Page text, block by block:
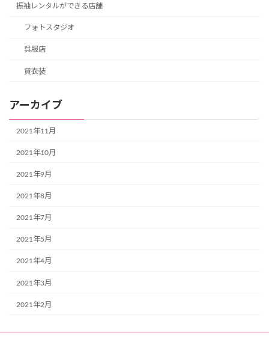
振袖レンタルができる店舗
フォトスタジオ
呉服店
貸衣装
アーカイブ
2021年11月
2021年10月
2021年9月
2021年8月
2021年7月
2021年5月
2021年4月
2021年3月
2021年2月